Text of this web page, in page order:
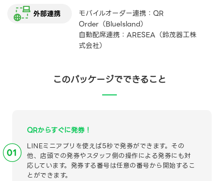
外部連携
モバイルオーダー連携：QR
Order（BlueIsland）
自動配席連携：ARESEA（鈴茂器工株
式会社）
このパッケージでできること
QRからすぐに発券！
LINEミニアプリを使えば5秒で発券ができます。その
他、店頭での発券やスタッフ側の操作による発券にも対
応しています。発券する番号は任意の番号から開始するこ
とができます。